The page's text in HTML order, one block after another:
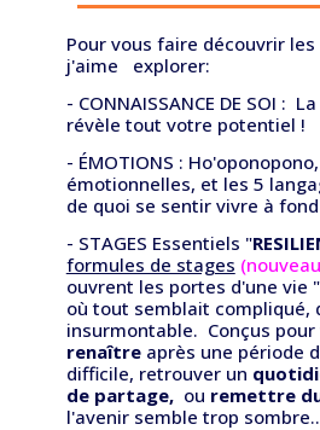
Pour vous faire découvrir
j'aime explorer:
- CONNAISSANCE DE SOI :
révèle tout votre potentiel !
- ÉMOTIONS :
émotionnelles, et les 5
de quoi se sentir vivre à
- STAGES Essentiels "
formules de stages
ouvrent les portes d'une vie
où tout semblait compliqué,
insurmontable. Conçus pour
renaître après une période
difficile, retrouver un
de partage, ou remettre
l'avenir semble trop